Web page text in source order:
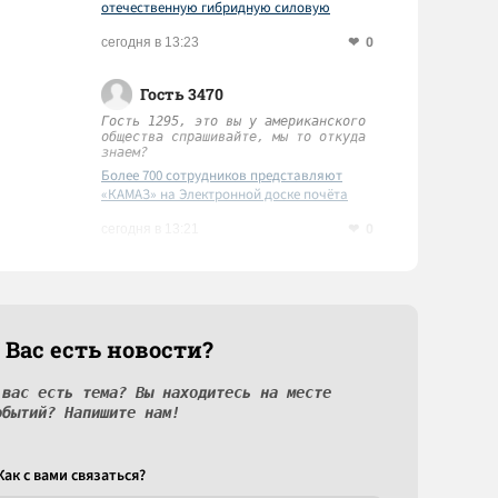
отечественную гибридную силовую
сегодня в 13:23 0
Гость 3470
Гость 1295, это вы у американского
общества спрашивайте, мы то откуда
знаем?
Более 700 сотрудников представляют
«КАМАЗ» на Электронной доске почёта
есть новости?
есть тема? Вы находитесь на месте
Напишите нам!
c вами связаться?